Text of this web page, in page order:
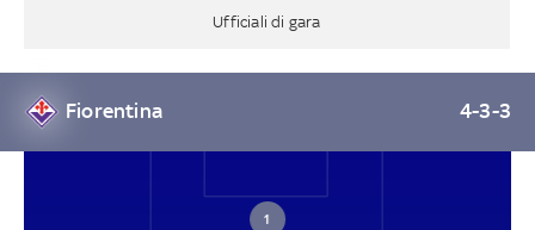
Ufficiali di gara
Fiorentina 4-3-3
1